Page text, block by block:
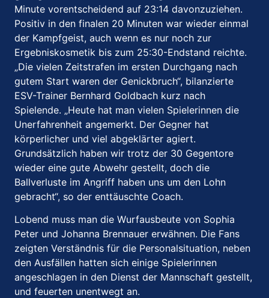
Minute vorentscheidend auf 23:14 davonzuziehen.
Positiv in den finalen 20 Minuten war wieder einmal
der Kampfgeist, auch wenn es nur noch zur
Ergebniskosmetik bis zum 25:30-Endstand reichte.
„Die vielen Zeitstrafen im ersten Durchgang nach
gutem Start waren der Genickbruch“, bilanzierte
ESV-Trainer Bernhard Goldbach kurz nach
Spielende. „Heute hat man vielen Spielerinnen die
Unerfahrenheit angemerkt. Der Gegner hat
körperlicher und viel abgeklärter agiert.
Grundsätzlich haben wir trotz der 30 Gegentore
wieder eine gute Abwehr gestellt, doch die
Ballverluste im Angriff haben uns um den Lohn
gebracht“, so der enttäuschte Coach.
Lobend muss man die Wurfausbeute von Sophia
Peter und Johanna Brennauer erwähnen. Die Fans
zeigten Verständnis für die Personalsituation, neben
den Ausfällen hatten sich einige Spielerinnen
angeschlagen in den Dienst der Mannschaft gestellt,
und feuerten unentwegt an.